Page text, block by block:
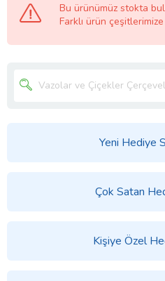
Bu ürünümüz stokta
Farklı ürün
Yeni Hediye
Çok Satan
Kişiye Özel